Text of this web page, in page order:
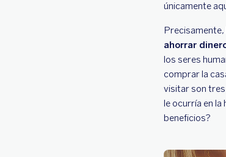
únicamente
Precisamente,
ahorrar
los seres
comprar la
visitar son
le ocurría en
beneficios?